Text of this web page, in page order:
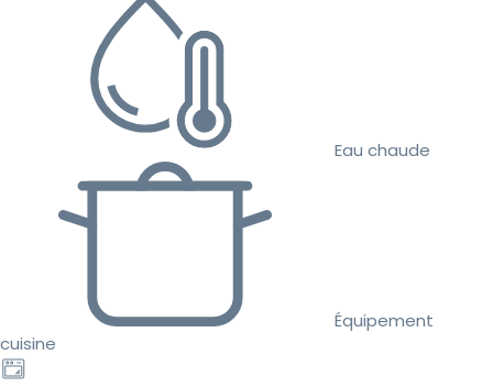
Eau chaude
Équipement
cuisine